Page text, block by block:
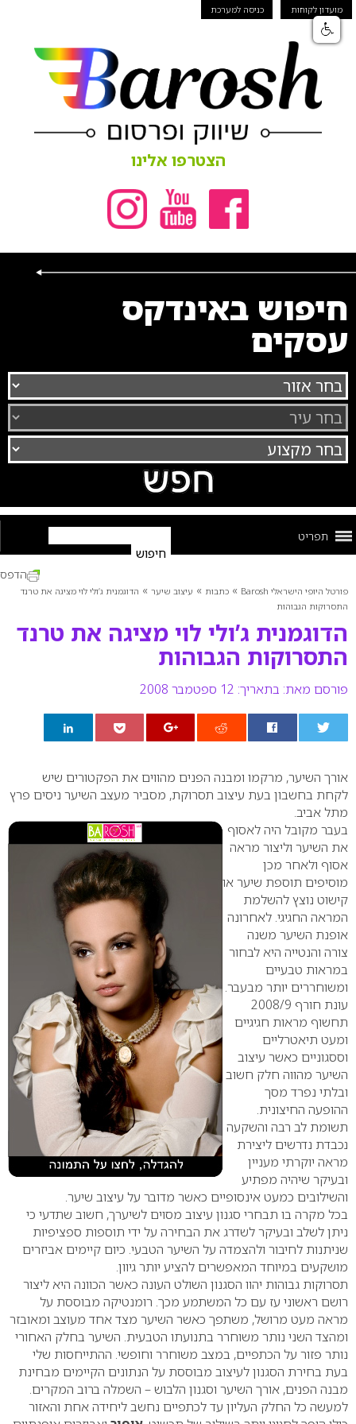
מועדון לקוחות כניסה למערכת
הצטרפו אלינו
חיפוש באינדקס
עסקים
תפריט
פורטל היופי הישראלי Barosh » כתבות » עיצוב שיער » הדוגמנית ג’ולי לוי מציגה את טרנד
התסרוקות הגבוהות
הדוגמנית ג’ולי לוי מציגה את טרנד
התסרוקות הגבוהות
פורסם מאת: בתאריך: 12 ספטמבר 2008
הדפס
אורך השיער, מרקמו ומבנה הפנים מהווים את הפקטורים שיש
לקחת בחשבון בעת עיצוב תסרוקת, מסביר מעצב השיער ניסים פרץ
מתל אביב.
בעבר מקובל היה לאסוף
את השיער וליצור מראה
אסוף ולאחר מכן
מוסיפים תוספת שיער או
קישוט נוצץ להשלמת
המראה החגיגי. לאחרונה
אופנת השיער משנה
צורה והנטייה היא לבחור
במראות טבעיים
ומשוחררים יותר מבעבר.
עונת חורף 2008/9
תחשוף מראות חגיגיים
ומעט תיאטרליים
וססגוניים כאשר עיצוב
השיער מהווה חלק חשוב
ובלתי נפרד מסך
ההופעה החיצונית.
תשומת לב רבה והשקעה
נכבדת נדרשים ליצירת
מראה יוקרתי מעניין
ובעיקר שיהיה מפתיע
והשילובים כמעט אינסופיים כאשר מדובר על עיצוב שיער.
בכל מקרה בו תבחרי סגנון עיצוב מסוים לשיערך, חשוב שתדעי כי
ניתן לשלב ובעיקר לשדרג את הבחירה על ידי תוספות ספציפיות
שניתנות לחיבור ולהצמדה על השיער הטבעי. כיום קיימים אביזרים
מושקעים במיוחד המאפשרים להציע יותר גיוון.
תסרוקות גבוהות יהוו הסגנון השולט העונה כאשר הכוונה היא ליצור
רושם ראשוני עז עם כל המשתמע מכך. רומנטיקה מבוססת על
מראה מעט מרושל, משתפך כאשר השיער מצד אחד מעוצב ומאובזר
ומהצד השני נותר משוחרר בתנועתו הטבעית. השיער בחלק האחורי
נותר פזור על הכתפיים, במצב משוחרר וחופשי. ההתייחסות שלי
בעת בחירת הסגנון לעיצוב מבוססת על הנתונים הקיימים מבחינת
מבנה הפנים, אורך השיער וסגנון הלבוש – השמלה ברוב המקרים.
למעשה כל החלק העליון עד לכתפיים נחשב ליחידה אחת והאזור